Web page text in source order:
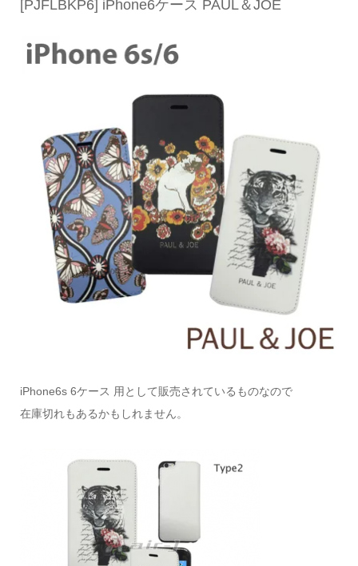
[PJFLBKP6] iPhone6ケース PAUL＆JOE
iPhone6s 6ケース 用として販売されているものなので
在庫切れもあるかもしれません。